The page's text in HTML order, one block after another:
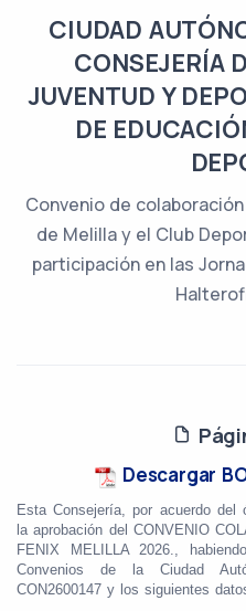
CIUDAD
CONSEJERÍA
JUVENTUD Y
DE
Convenio de
de Melilla y el Club
participación en las
Descargar
Esta Consejería, por acuerdo del
la aprobación del CONVENIO
FENIX MELILLA 2026.,
Convenios de la Ciudad
CON2600147 y los siguientes